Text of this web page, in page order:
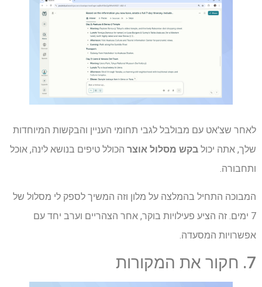
לאחר שצ'אט עם מבולבל לגבי תחומי העניין והבקשות המיוחדות
שלך, אתה יכול בקש מסלול אוצר הכולל טיפים בנושא לינה, אוכל
ותחבורה.
המבוכה התחיל בהמלצה על מלון וזה המשיך לספק לי מסלול של
7 ימים. זה הציע פעילויות בוקר, אחר הצהריים וערב יחד עם
אפשרויות המסעדה.
7. חקור את המקורות